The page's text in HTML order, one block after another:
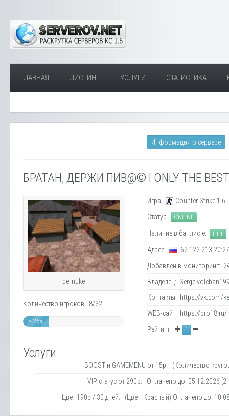
ГЛАВНАЯ ЛИСТИНГ УСЛУГИ СТАТИСТИКА
Информация о сервере
БРАТАН, ДЕРЖИ ПИВ@© l ONLY THE
de_nuke
Количество игроков: 8/32
~ 25%
Игра:
Counter Strike 1.6
Статус:
ONLINE
Наличие в банлисте: НЕТ
Адрес:
Добавлен в мониторинг:
Владелец:
Контакты: https://vk.com/
WEB-сайт: https://bro18.ru/
Рейтинг:
1
Услуги
BOOST и GAMEMENU от 15р: (Количество
VIP статус от 290р: Оплачено до: 05.12.2026
Цвет 190р / 30 дней: (Цвет: Красный) Оплачено до: